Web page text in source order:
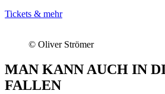
Tickets & mehr
© Oliver Strömer
MAN KANN AUCH IN
FALLEN